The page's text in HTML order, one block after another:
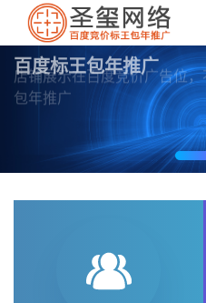
百度标王包年推广
店铺展示在百度竞价广告位